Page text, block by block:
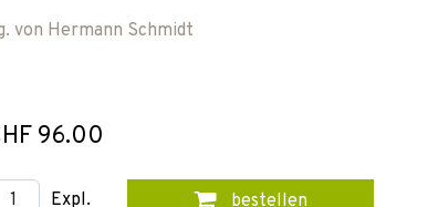
von Hermann Schmidt
96.00
Expl. bestellen